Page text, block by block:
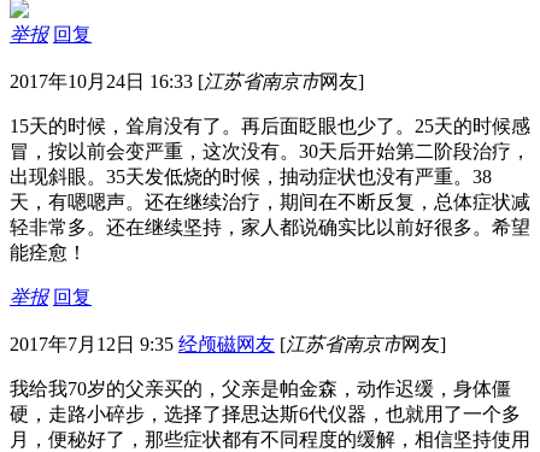
举报 回复
2017年10月24日 16:33 [江苏省南京市网友]
15天的时候，耸肩没有了。再后面眨眼也少了。25天的时候感
冒，按以前会变严重，这次没有。30天后开始第二阶段治疗，
出现斜眼。35天发低烧的时候，抽动症状也没有严重。38
天，有嗯嗯声。还在继续治疗，期间在不断反复，总体症状减
轻非常多。还在继续坚持，家人都说确实比以前好很多。希望
能痊愈！
举报 回复
2017年7月12日 9:35 经颅磁网友 [江苏省南京市网友]
我给我70岁的父亲买的，父亲是帕金森，动作迟缓，身体僵
硬，走路小碎步，选择了择思达斯6代仪器，也就用了一个多
月，便秘好了，那些症状都有不同程度的缓解，相信坚持使用